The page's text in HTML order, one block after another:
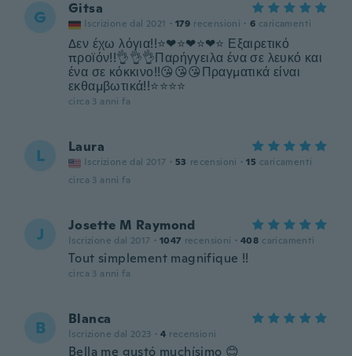
G Gitsa
Iscrizione dal 2021 · 179 recensioni · 6 caricamenti
Δεν έχω λόγια!!⭐❤⭐❤⭐❤⭐ Εξαιρετικό
προϊόν!!👌👌👌Παρήγγειλα ένα σε λευκό και
ένα σε κόκκινο!!😘😘😘Πραγματικά είναι
εκθαμβωτικά!!⭐⭐⭐⭐
circa 3 anni fa
L Laura
Iscrizione dal 2017 · 53 recensioni · 15 caricamenti
circa 3 anni fa
J Josette M Raymond
Iscrizione dal 2017 · 1047 recensioni · 408 caricamenti
Tout simplement magnifique !!
circa 3 anni fa
B Blanca
Iscrizione dal 2023 · 4 recensioni
Bella me gustó muchísimo 😊